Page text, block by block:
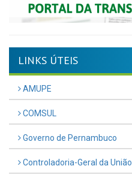
LINKS ÚTEIS
AMUPE
COMSUL
Governo de Pernambuco
Controladoria-Geral da União